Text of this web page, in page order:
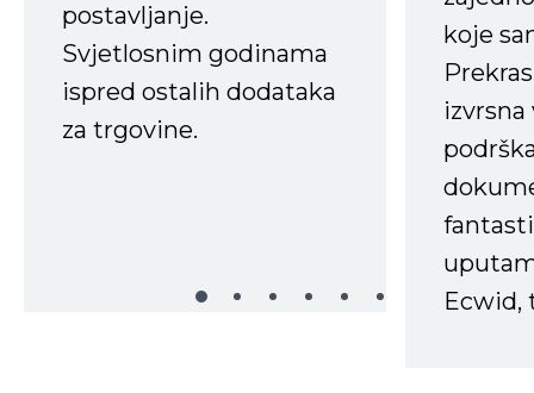
postavljanje.
Svjetlosnim godinama
ispred ostalih dodataka
za trgovine.
koje
Ecwid,